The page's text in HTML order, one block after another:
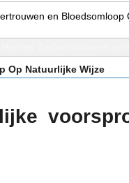
en Bloedsomloop
Op Natuurlijke Wijze